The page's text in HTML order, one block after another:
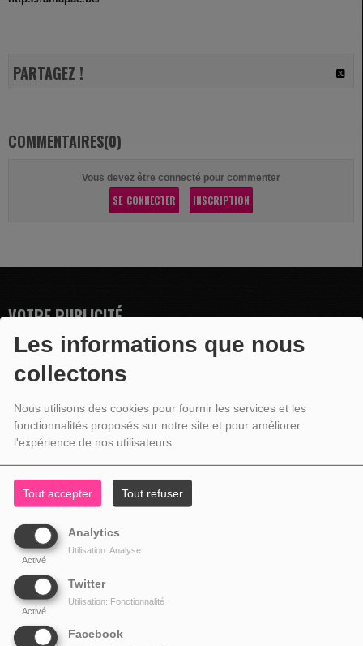
Les informations que nous
collectons
Nous utilisons des cookies pour fournir les services et les
fonctionnalités proposés sur notre site et pour améliorer
l'expérience de nos utilisateurs.
Tout accepter Tout refuser
Analytics
Activé
Utilisation: Analyse
Twitter
Activé
Utilisation: Fonctionnalité
Facebook
PARTAGEZ !
COMMENTAIRES(0)
Vous devez être connecté pour commenter
SE CONNECTER INSCRIPTION
VOTRE PUBLICITÉ